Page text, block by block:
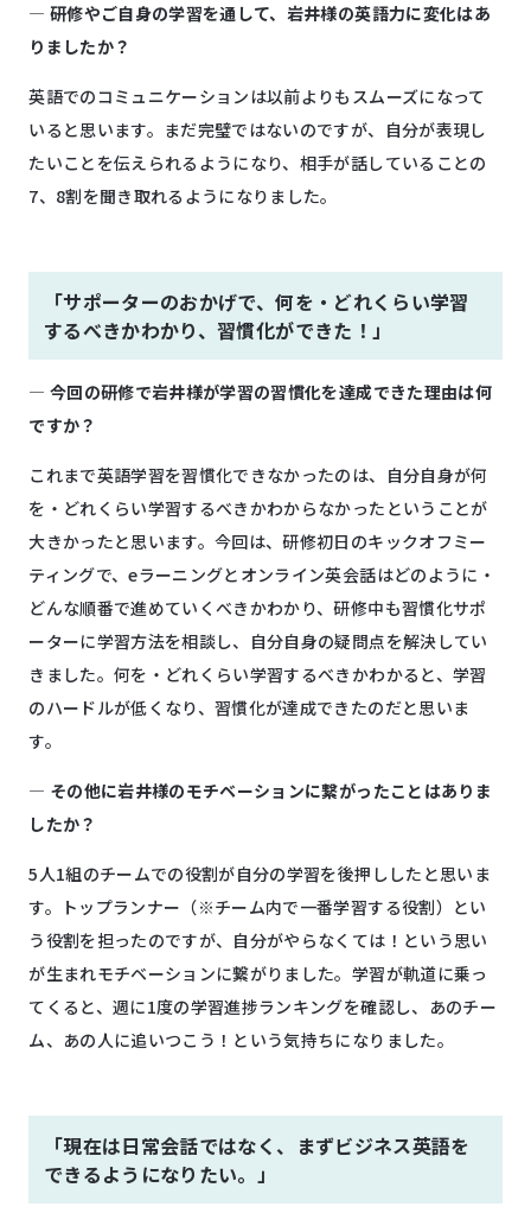
― 研修やご自身の学習を通して、岩井様の英語力に変化はあ
りましたか？
英語でのコミュニケーションは以前よりもスムーズになって
いると思います。まだ完璧ではないのですが、自分が表現し
たいことを伝えられるようになり、相手が話していることの
7、8割を聞き取れるようになりました。
「サポーターのおかげで、何を・どれくらい学習
するべきかわかり、習慣化ができた！」
― 今回の研修で岩井様が学習の習慣化を達成できた理由は何
ですか？
これまで英語学習を習慣化できなかったのは、自分自身が何
を・どれくらい学習するべきかわからなかったということが
大きかったと思います。今回は、研修初日のキックオフミー
ティングで、eラーニングとオンライン英会話はどのように・
どんな順番で進めていくべきかわかり、研修中も習慣化サポ
ーターに学習方法を相談し、自分自身の疑問点を解決してい
きました。何を・どれくらい学習するべきかわかると、学習
のハードルが低くなり、習慣化が達成できたのだと思いま
す。
― その他に岩井様のモチベーションに繋がったことはありま
したか？
5人1組のチームでの役割が自分の学習を後押ししたと思いま
す。トップランナー（※チーム内で一番学習する役割）とい
う役割を担ったのですが、自分がやらなくては！という思い
が生まれモチベーションに繋がりました。学習が軌道に乗っ
てくると、週に1度の学習進捗ランキングを確認し、あのチー
ム、あの人に追いつこう！という気持ちになりました。
「現在は日常会話ではなく、まずビジネス英語を
できるようになりたい。」